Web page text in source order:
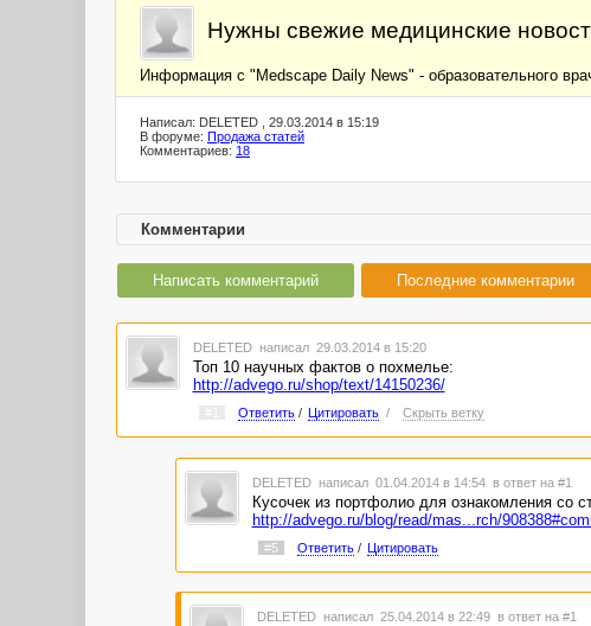
Нужны свежие медицинские
Информация с "Medscape Daily News" - образовательного
Написал: DELETED , 29.03.2014 в 15:19
В форуме: Продажа статей
Комментариев: 18
Комментарии
Написать комментарий Последние комментарии
DELETED написал 29.03.2014 в 15:20
Топ 10 научных фактов о похмелье:
http://advego.ru/shop/text/14150236/
Ответить/ Цитировать / Скрыть ветку
DELETED написал 01.04.2014 в 14:54 в ответ на #1
Кусочек из портфолио для ознакомления со
http://advego.ru/blog/read/mas...rch/
#5 Ответить/ Цитировать
DELETED написал 25.04.2014 в 22:49 в ответ на #1